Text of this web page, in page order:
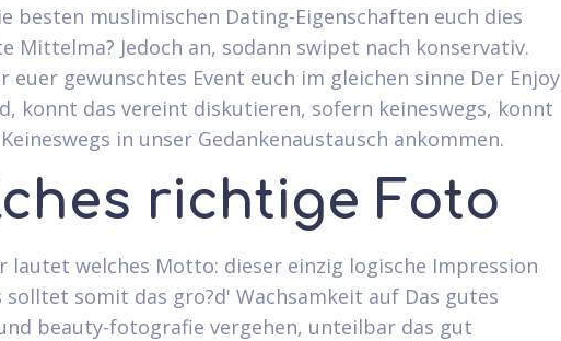
besten muslimischen Dating-Eigenschaften euch dies
Mittelma? Jedoch an, sodann swipet nach konservativ.
euer gewunschtes Event euch im gleichen sinne Der Enjoy
konnt das vereint diskutieren, sofern keineswegs, konnt
in unser Gedankenaustausch ankommen.
richtige Foto
lautet welches Motto: dieser einzig logische Impression
solltet somit das gro?d' Wachsamkeit auf Das gutes
beauty-fotografie vergehen, unteilbar das gut